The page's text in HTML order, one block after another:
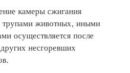
камеры сжигания
трупами животных, иными
осуществляется после
несгоревших